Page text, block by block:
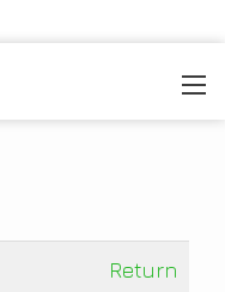
Return